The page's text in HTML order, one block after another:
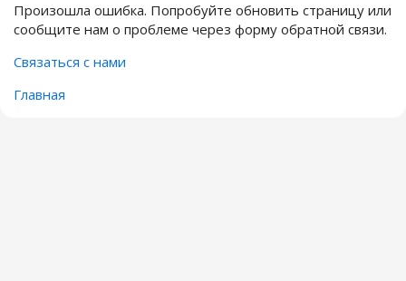
Произошла ошибка. Попробуйте обновить страницу или
сообщите нам о проблеме через форму обратной связи.
Связаться с нами
Главная